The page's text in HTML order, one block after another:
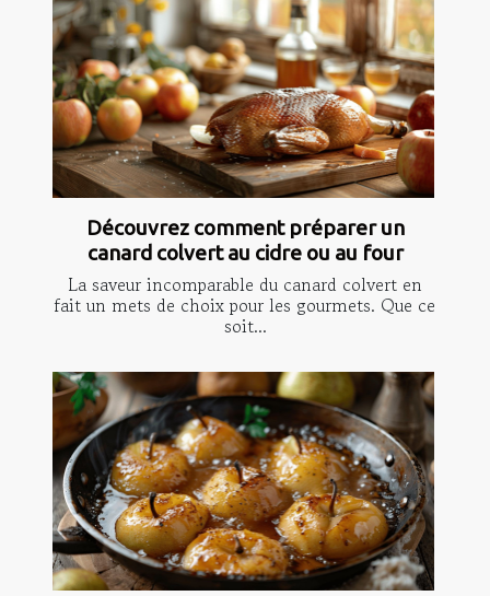
Découvrez comment préparer un
canard colvert au cidre ou au four
La saveur incomparable du canard colvert en
fait un mets de choix pour les gourmets. Que ce
soit...